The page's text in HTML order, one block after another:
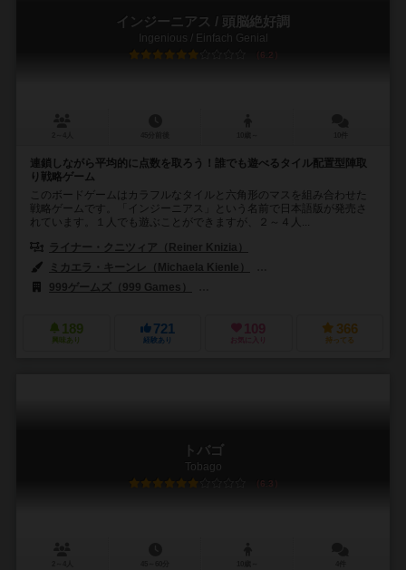
インジーニアス / 頭脳絶好調
Ingenious / Einfach Genial
6.2
連鎖しながら平均的に点数を取ろう！誰でも遊べるタイル配置型陣取
り戦略ゲーム
このボードゲームはカラフルなタイルと六角形のマスを組み合わせた
戦略ゲームです。「インジーニアス」という名前で日本語版が発売さ
れています。１人でも遊ぶことができますが、２～４人...
ライナー・クニツィア（Reiner Knizia）
ミカエラ・キーンレ（Michaela Kienle）
999ゲームズ（999 Games）
189
興味あり
721
経験あり
109
お気に入り
366
持ってる
トバゴ
Tobago
6.3